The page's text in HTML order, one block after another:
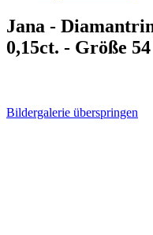
Jana -
0,15ct. - Größe 54
Bildergalerie überspringen